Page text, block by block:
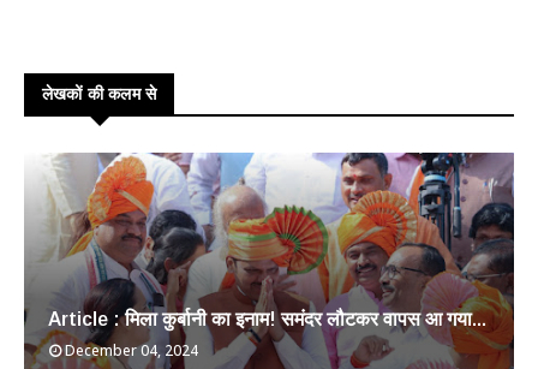
लेखकों की कलम से
Article : मिला कुर्बानी का इनाम! समंदर लौटकर वापस आ गया...
December 04, 2024